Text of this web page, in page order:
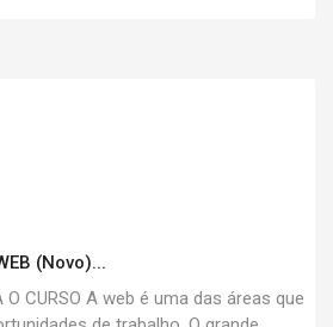
(Novo)...
O CURSO A web é uma das áreas que